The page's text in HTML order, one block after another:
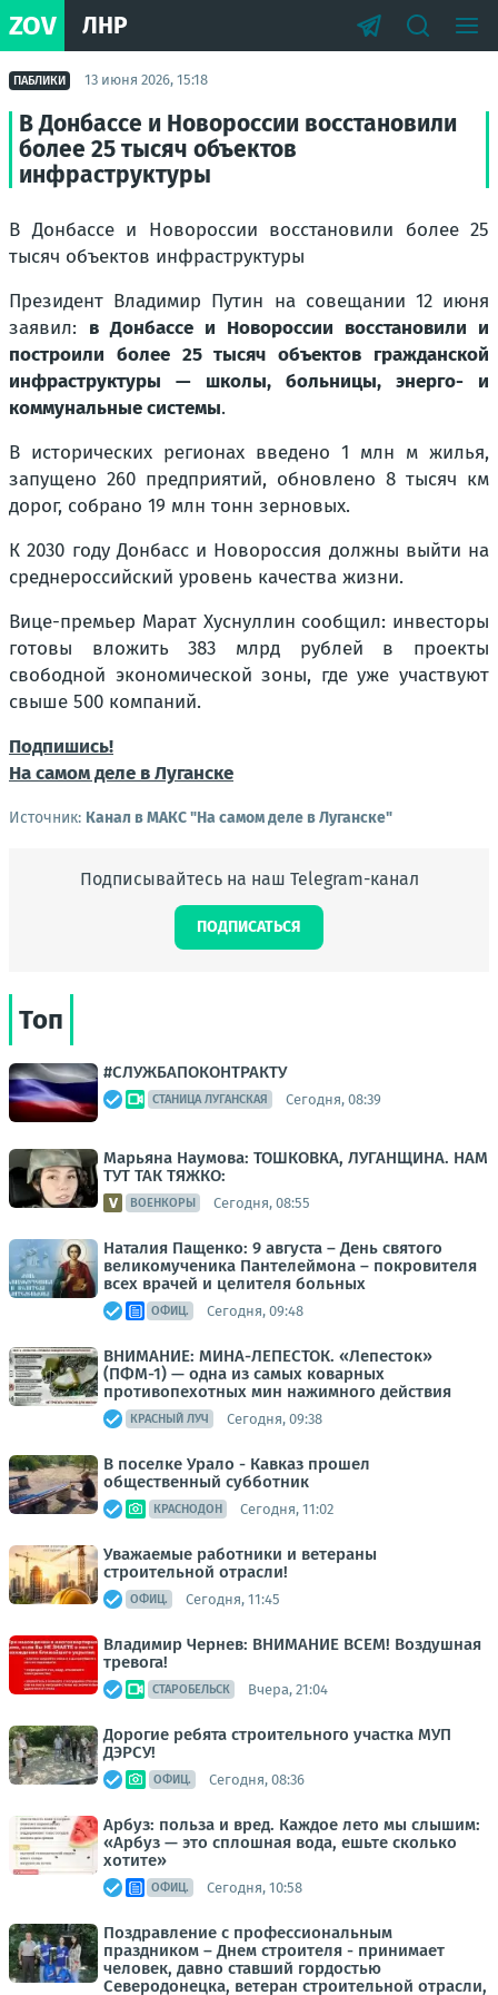
ZOV ЛНР
ПАБЛИКИ 13 июня 2026, 15:18
В Донбассе и Новороссии восстановили
более 25 тысяч объектов
инфраструктуры
В Донбассе и Новороссии восстановили более 25
тысяч объектов инфраструктуры
Президент Владимир Путин на совещании 12 июня
заявил: в Донбассе и Новороссии восстановили и
построили более 25 тысяч объектов гражданской
инфраструктуры — школы, больницы, энерго- и
коммунальные системы.
В исторических регионах введено 1 млн м жилья,
запущено 260 предприятий, обновлено 8 тысяч км
дорог, собрано 19 млн тонн зерновых.
К 2030 году Донбасс и Новороссия должны выйти на
среднероссийский уровень качества жизни.
Вице-премьер Марат Хуснуллин сообщил: инвесторы
готовы вложить 383 млрд рублей в проекты
свободной экономической зоны, где уже участвуют
свыше 500 компаний.
Подпишись!
На самом деле в Луганске
Источник: Канал в МАКС "На самом деле в Луганске"
Подписывайтесь на наш Telegram-канал
ПОДПИСАТЬСЯ
Топ
#СЛУЖБАПОКОНТРАКТУ
СТАНИЦА ЛУГАНСКАЯ Сегодня, 08:39
Марьяна Наумова: ТОШКОВКА, ЛУГАНЩИНА. НАМ
ТУТ ТАК ТЯЖКО:
ВОЕНКОРЫ Сегодня, 08:55
Наталия Пащенко: 9 августа – День святого
великомученика Пантелеймона – покровителя
всех врачей и целителя больных
ОФИЦ. Сегодня, 09:48
ВНИМАНИЕ: МИНА-ЛЕПЕСТОК. «Лепесток»
(ПФМ-1) — одна из самых коварных
противопехотных мин нажимного действия
КРАСНЫЙ ЛУЧ Сегодня, 09:38
В поселке Урало - Кавказ прошел
общественный субботник
КРАСНОДОН Сегодня, 11:02
Уважаемые работники и ветераны
строительной отрасли!
ОФИЦ. Сегодня, 11:45
Владимир Чернев: ВНИМАНИЕ ВСЕМ! Воздушная
тревога!
СТАРОБЕЛЬСК Вчера, 21:04
Дорогие ребята строительного участка МУП
ДЭРСУ!
ОФИЦ. Сегодня, 08:36
Арбуз: польза и вред. Каждое лето мы слышим:
«Арбуз — это сплошная вода, ешьте сколько
хотите»
ОФИЦ. Сегодня, 10:58
Поздравление с профессиональным
праздником – Днем строителя - принимает
человек, давно ставший гордостью
Северодонецка, ветеран строительной отрасли,